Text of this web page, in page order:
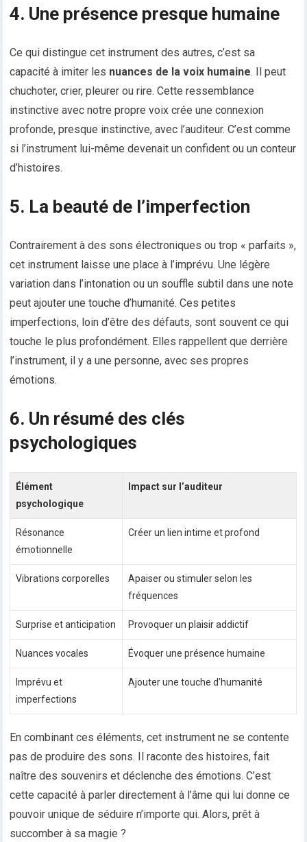
4. Une présence presque humaine
Ce qui distingue cet instrument des autres, c’est sa
capacité à imiter les nuances de la voix humaine. Il peut
chuchoter, crier, pleurer ou rire. Cette ressemblance
instinctive avec notre propre voix crée une connexion
profonde, presque instinctive, avec l’auditeur. C’est comme
si l’instrument lui-même devenait un confident ou un conteur
d’histoires.
5. La beauté de l’imperfection
Contrairement à des sons électroniques ou trop « parfaits »,
cet instrument laisse une place à l’imprévu. Une légère
variation dans l’intonation ou un souffle subtil dans une note
peut ajouter une touche d’humanité. Ces petites
imperfections, loin d’être des défauts, sont souvent ce qui
touche le plus profondément. Elles rappellent que derrière
l’instrument, il y a une personne, avec ses propres
émotions.
6. Un résumé des clés
psychologiques
Élément
psychologique
Impact sur l’auditeur
Résonance
émotionnelle
Créer un lien intime et profond
Vibrations corporelles
Apaiser ou stimuler selon les
fréquences
Surprise et anticipation Provoquer un plaisir addictif
Nuances vocales Évoquer une présence humaine
Imprévu et
imperfections
Ajouter une touche d’humanité
En combinant ces éléments, cet instrument ne se contente
pas de produire des sons. Il raconte des histoires, fait
naître des souvenirs et déclenche des émotions. C’est
cette capacité à parler directement à l’âme qui lui donne ce
pouvoir unique de séduire n’importe qui. Alors, prêt à
succomber à sa magie ?